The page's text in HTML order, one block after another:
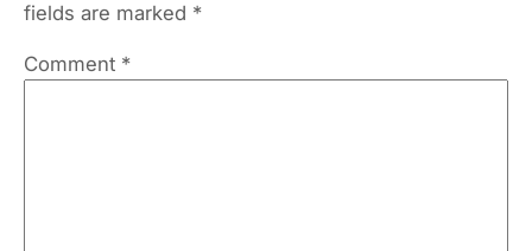
fields are marked *
Comment *